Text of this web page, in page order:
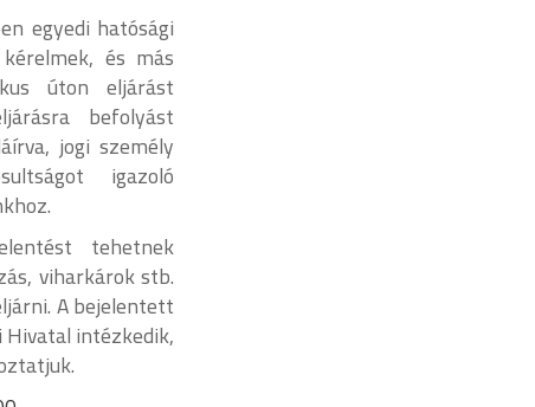
egyedi hatósági
és más
úton eljárást
befolyást
jogi személy
igazoló
tehetnek
viharkárok stb.
A bejelentett
intézkedik,